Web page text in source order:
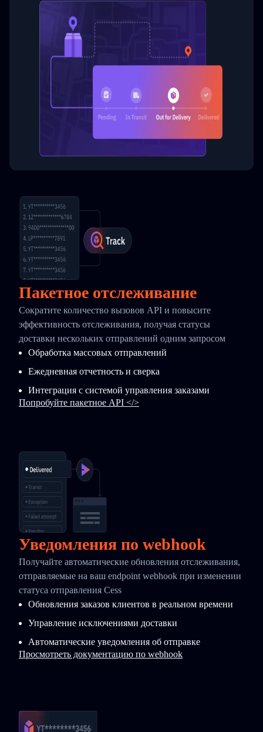
Пакетное отслеживание
Сократите количество вызовов API и повысите
эффективность отслеживания, получая статусы
доставки нескольких отправлений одним запросом
Обработка массовых отправлений
Ежедневная отчетность и сверка
Интеграция с системой управления заказами
Попробуйте пакетное API </>
Уведомления по webhook
Получайте автоматические обновления отслеживания,
отправляемые на ваш endpoint webhook при изменении
статуса отправления Cess
Обновления заказов клиентов в реальном времени
Управление исключениями доставки
Автоматические уведомления об отправке
Просмотреть документацию по webhook